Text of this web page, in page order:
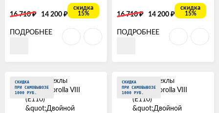
16 710₽ 14 200 ₽
скидка
15%
ПОДРОБНЕЕ
16 710₽ 14 200 ₽
скидка
15%
ПОДРОБНЕЕ
СКИДКА
ПРИ САМОВЫВОЗЕ
1000 РУБ.
СКИДКА
ПРИ САМОВЫВОЗЕ
1000 РУБ.